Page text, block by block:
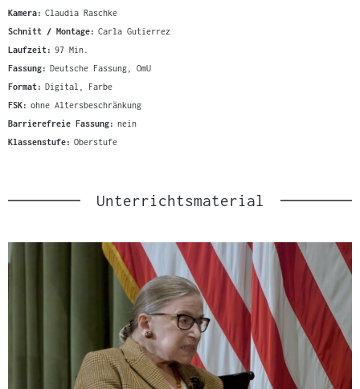
Kamera: Claudia Raschke
Schnitt / Montage: Carla Gutierrez
Laufzeit: 97 Min.
Fassung: Deutsche Fassung, OmU
Format: Digital, Farbe
FSK: ohne Altersbeschränkung
Barrierefreie Fassung: nein
Klassenstufe: Oberstufe
Unterrichtsmaterial